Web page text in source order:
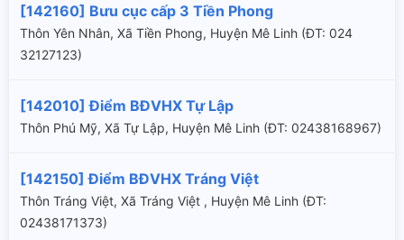
[142160] Bưu cục cấp 3 Tiền Phong
Thôn Yên Nhân, Xã Tiền Phong, Huyện Mê Linh (ÐT: 024
32127123)
[142010] Điểm BĐVHX Tự Lập
Thôn Phú Mỹ, Xã Tự Lập, Huyện Mê Linh (ÐT: 02438168967)
[142150] Điểm BĐVHX Tráng Việt
Thôn Tráng Việt, Xã Tráng Việt , Huyện Mê Linh (ÐT:
02438171373)